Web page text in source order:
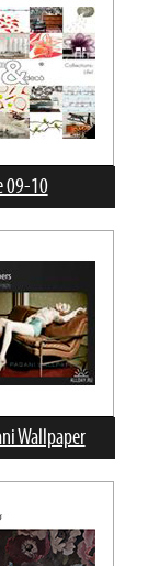
09-10
Wallpaper